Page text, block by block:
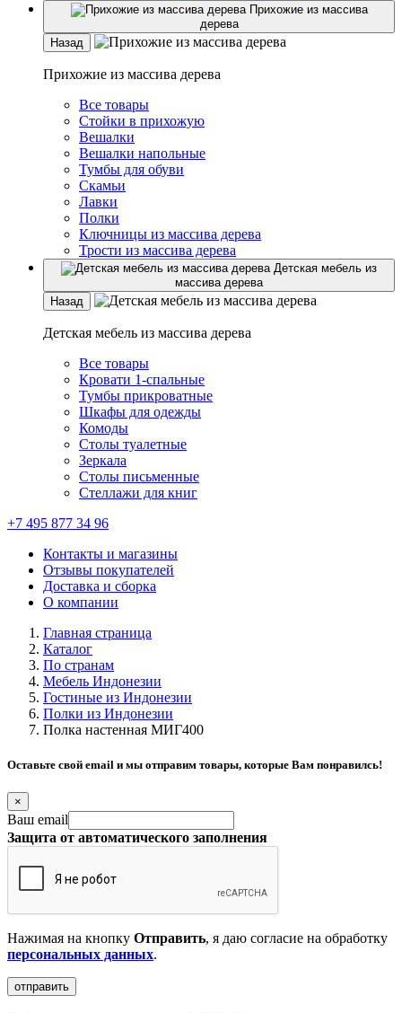
Прихожие из массива
дерева
Назад
Прихожие из массива дерева
Все товары
Стойки в прихожую
Вешалки
Вешалки напольные
Тумбы для обуви
Скамьи
Лавки
Полки
Ключницы из массива дерева
Трости из массива дерева
Детская мебель из
массива дерева
Назад
Детская мебель из массива дерева
Все товары
Кровати 1-спальные
Тумбы прикроватные
Шкафы для одежды
Комоды
Столы туалетные
Зеркала
Столы письменные
Стеллажи для книг
+7 495 877 34 96
Контакты и магазины
Отзывы покупателей
Доставка и сборка
О компании
Главная страница
Каталог
По странам
Мебель Индонезии
Гостиные из Индонезии
Полки из Индонезии
Полка настенная МИГ400
Оставьте свой email и мы отправим товары, которые Вам понравилсь!
×
Ваш email
Защита от автоматического заполнения
Нажимая на кнопку Отправить, я даю согласие на обработку
персональных данных.